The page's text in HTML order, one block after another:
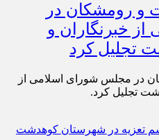
و رومشکان در
خبرنگاران و
تجلیل کرد
در مجلس شورای اسلامی از
تجلیل کرد.